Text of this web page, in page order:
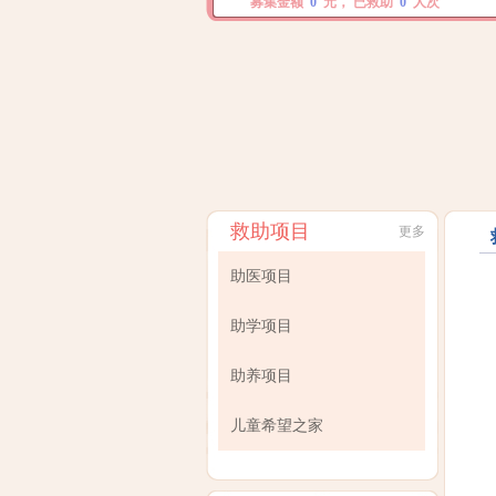
更多
救助项目
助医项目
助学项目
助养项目
儿童希望之家